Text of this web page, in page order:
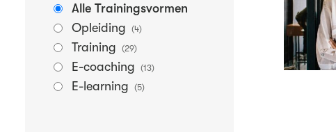
Alle Trainingsvormen
Opleiding
(4)
Training (29)
E-coaching (13)
E-learning (5)